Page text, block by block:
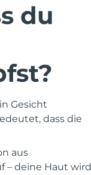
du
Gesicht
dass die
aus
– deine Haut wird